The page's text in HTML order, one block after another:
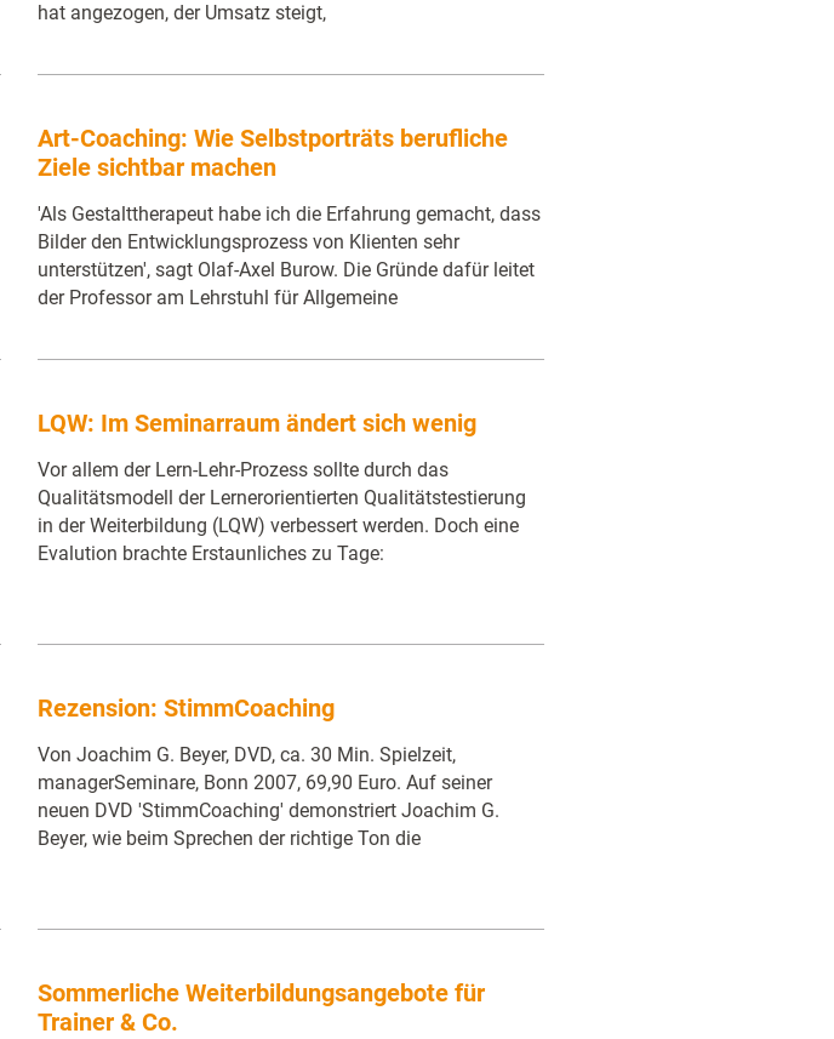
hat angezogen, der Umsatz steigt,
Art-Coaching: Wie Selbstporträts berufliche
Ziele sichtbar machen
'Als Gestalttherapeut habe ich die Erfahrung gemacht, dass
Bilder den Entwicklungsprozess von Klienten sehr
unterstützen', sagt Olaf-Axel Burow. Die Gründe dafür leitet
der Professor am Lehrstuhl für Allgemeine
LQW: Im Seminarraum ändert sich wenig
Vor allem der Lern-Lehr-Prozess sollte durch das
Qualitätsmodell der Lernerorientierten Qualitätstestierung
in der Weiterbildung (LQW) verbessert werden. Doch eine
Evalution brachte Erstaunliches zu Tage:
Rezension: StimmCoaching
Von Joachim G. Beyer, DVD, ca. 30 Min. Spielzeit,
managerSeminare, Bonn 2007, 69,90 Euro. Auf seiner
neuen DVD 'StimmCoaching' demonstriert Joachim G.
Beyer, wie beim Sprechen der richtige Ton die
Sommerliche Weiterbildungsangebote für
Trainer & Co.